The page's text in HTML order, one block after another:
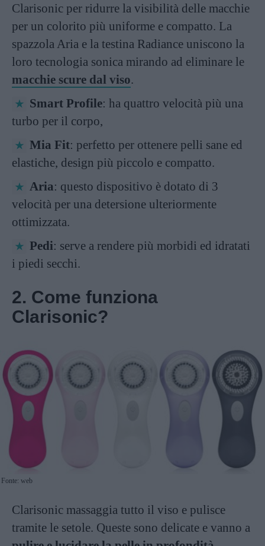
Clarisonic per ridurre la visibilità delle macchie
per un colorito più uniforme e compatto. La
spazzola Aria e la testina Radiance uniscono la
loro tecnologia sonica mirando ad eliminare le
macchie scure dal viso.
Smart Profile: ha quattro velocità più una
turbo per il corpo,
Mia Fit: perfetto per ottenere pelli sane ed
elastiche, design più piccolo e compatto.
Aria: questo dispositivo è dotato di 3
velocità per una detersione ulteriormente
ottimizzata.
Pedi: serve a rendere più morbidi ed idratati
i piedi secchi.
2. Come funziona
Clarisonic?
Fonte: web
Clarisonic massaggia tutto il viso e pulisce
tramite le setole. Queste sono delicate e vanno a